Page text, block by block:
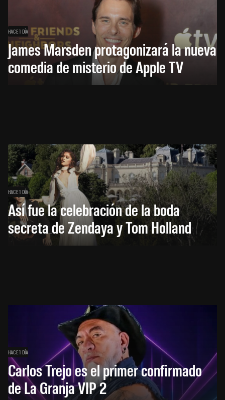
HACE 1 DÍA
James Marsden protagonizará la nueva
comedia de misterio de Apple TV
HACE 1 DÍA
Así fue la celebración de la boda
secreta de Zendaya y Tom Holland
HACE 1 DÍA
Carlos Trejo es el primer confirmado
de La Granja VIP 2